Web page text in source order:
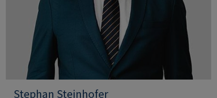
Stephan Steinhofer